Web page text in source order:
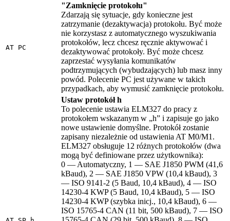
AT PC
"Zamknięcie protokołu"
Zdarzają się sytuacje, gdy konieczne jest
zatrzymanie (dezaktywacja) protokołu. Być może
nie korzystasz z automatycznego wyszukiwania
protokołów, lecz chcesz ręcznie aktywować i
dezaktywować protokoły. Być może chcesz
zaprzestać wysyłania komunikatów
podtrzymujących (wybudzających) lub masz inny
powód. Polecenie PC jest używane w takich
przypadkach, aby wymusić zamknięcie protokołu.
Ustaw protokół h
To polecenie ustawia ELM327 do pracy z
protokołem wskazanym w „h” i zapisuje go jako
nowe ustawienie domyślne. Protokół zostanie
zapisany niezależnie od ustawienia AT M0/M1.
ELM327 obsługuje 12 różnych protokołów (dwa
mogą być definiowane przez użytkownika):
0 — Automatyczny, 1 — SAE J1850 PWM (41,6
kBaud), 2 — SAE J1850 VPW (10,4 kBaud), 3
— ISO 9141-2 (5 Baud, 10,4 kBaud), 4 — ISO
14230-4 KWP (5 Baud, 10,4 kBaud), 5 — ISO
14230-4 KWP (szybka inicj., 10,4 kBaud), 6 —
ISO 15765-4 CAN (11 bit, 500 kBaud), 7 — ISO